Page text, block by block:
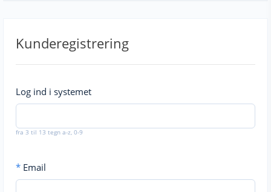
Kunderegistrering
Log ind i systemet
fra 3 til 13 tegn a-z, 0-9
* Email